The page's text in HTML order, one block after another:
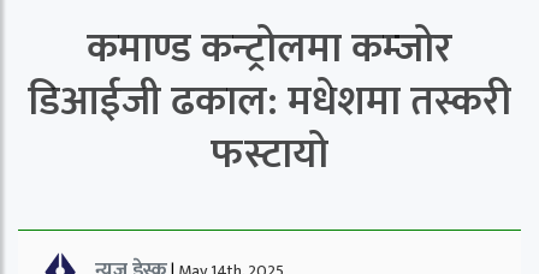
कमाण्ड कन्ट्रोलमा कम्जोर
डिआईजी ढकाल: मधेशमा तस्करी
फस्टायो